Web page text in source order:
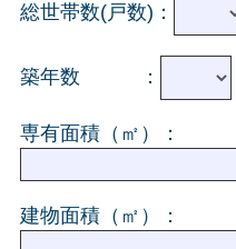
総世帯数(戸数)：
築年数 ：
専有面積（㎡）：
建物面積（㎡）：